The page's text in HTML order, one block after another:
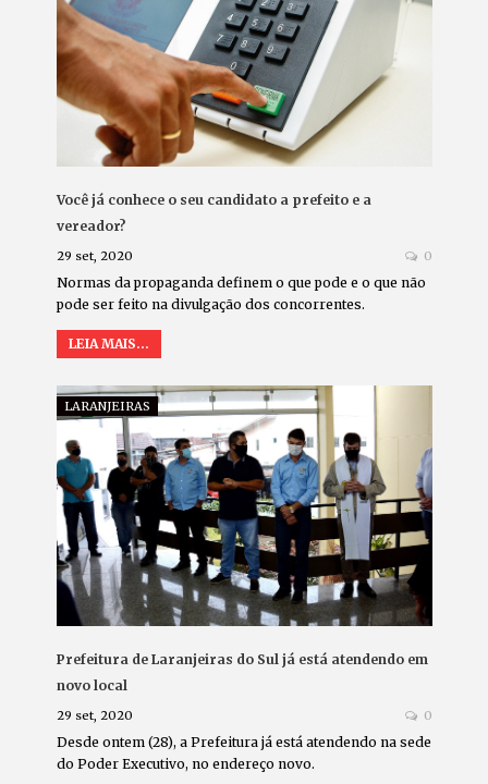
Você já conhece o seu candidato a prefeito e a
vereador?
29 set, 2020 0
Normas da propaganda definem o que pode e o que não
pode ser feito na divulgação dos concorrentes.
LEIA MAIS...
LARANJEIRAS
Prefeitura de Laranjeiras do Sul já está atendendo em
novo local
29 set, 2020 0
Desde ontem (28), a Prefeitura já está atendendo na sede
do Poder Executivo, no endereço novo.